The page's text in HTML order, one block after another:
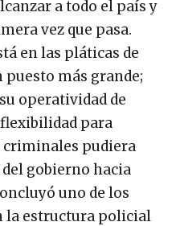
a todo el país y
vez que pasa.
en las pláticas de
más grande;
operatividad de
para
criminales pudiera
gobierno hacia
uno de los
la estructura policial